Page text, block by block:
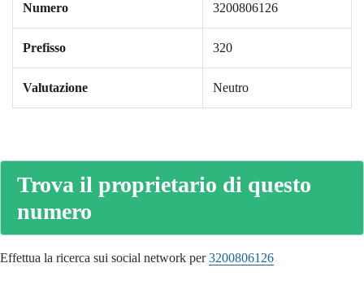
Numero 3200806126
Prefisso 320
Valutazione Neutro
Trova il proprietario di questo
numero
Effettua la ricerca sui social network per3200806126